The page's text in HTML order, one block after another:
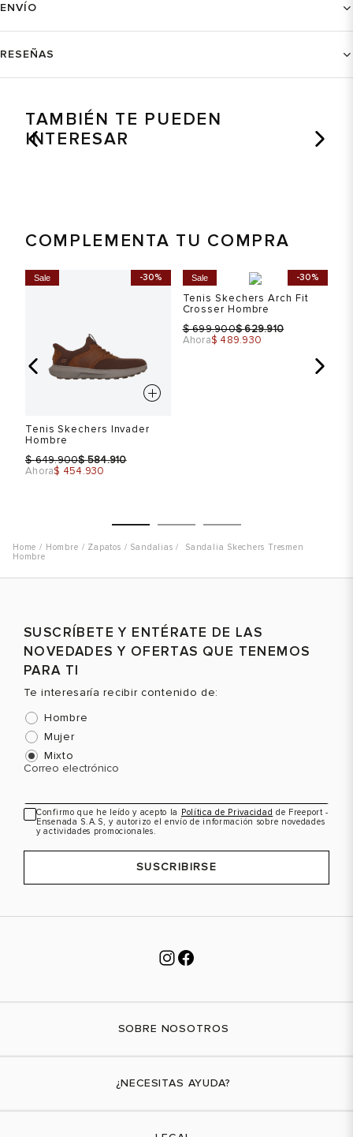
ENVÍO
RESEÑAS
TAMBIÉN TE PUEDEN
INTERESAR
COMPLEMENTA TU COMPRA
-30%
Sale
Tenis Skechers Invader
Hombre
$649.900$584.910
Ahora$ 454.930
EUR
USA
40
41 8
Color
VER PRODUCTO
-30%
Sale
Tenis Skechers Arch Fit
Crosser Hombre
$699.900$629.910
Ahora$ 489.930
EUR
VER PRODUCTO
Hombre Zapatos Sandalias
Sandalia Skechers Tresmen
Hombre
SUSCRÍBETE Y ENTÉRATE DE LAS
NOVEDADES Y OFERTAS QUE TENEMOS
PARA TI
Te interesaría recibir contenido de:
Hombre
Mujer
Mixto
Correo electrónico
Confirmo que he leído y acepto la Política de Privacidad de Freeport -
Ensenada S.A.S, y autorizo el envío de información sobre novedades
y actividades promocionales.
SUSCRIBIRSE
SOBRE NOSOTROS
¿NECESITAS AYUDA?